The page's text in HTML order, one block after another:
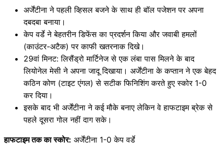
अर्जेंटीना ने पहली व्हिसल बजने के साथ ही बॉल पजेशन पर अपना
दबदबा बनाया।
केप वर्डे ने बेहतरीन डिफेंस का प्रदर्शन किया और जवाबी हमलों
(काउंटर-अटैक) पर काफी खतरनाक दिखे।
29वां मिनट: लिसैंड्रो मार्टिनेज से एक लंबा पास मिलने के बाद
लियोनेल मेसी ने अपना जादू दिखाया। अर्जेंटीना के कप्तान ने एक बेहद
कठिन कोण (टाइट एंगल) से सटीक फिनिशिंग करते हुए स्कोर 1-0
कर दिया।
इसके बाद भी अर्जेंटीना ने कई मौके बनाए लेकिन वे हाफटाइम ब्रेक से
पहले दूसरा गोल नहीं दाग सके।
हाफटाइम तक का स्कोर: अर्जेंटीना 1-0 केप वर्डे